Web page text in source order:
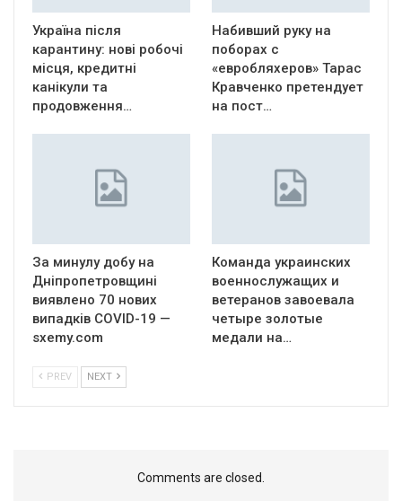
Україна після
карантину: нові робочі
місця, кредитні
канікули та
продовження…
Набивший руку на
поборах с
«евробляхеров» Тарас
Кравченко претендует
на пост…
За минулу добу на
Дніпропетровщині
виявлено 70 нових
випадків COVID-19 —
sxemy.com
Команда украинских
военнослужащих и
ветеранов завоевала
четыре золотые
медали на…
PREV NEXT
Comments are closed.